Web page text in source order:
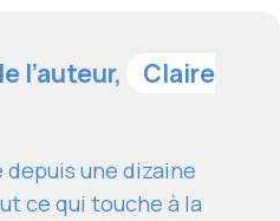
l’auteur,
Claire
une dizaine
ce qui touche à la